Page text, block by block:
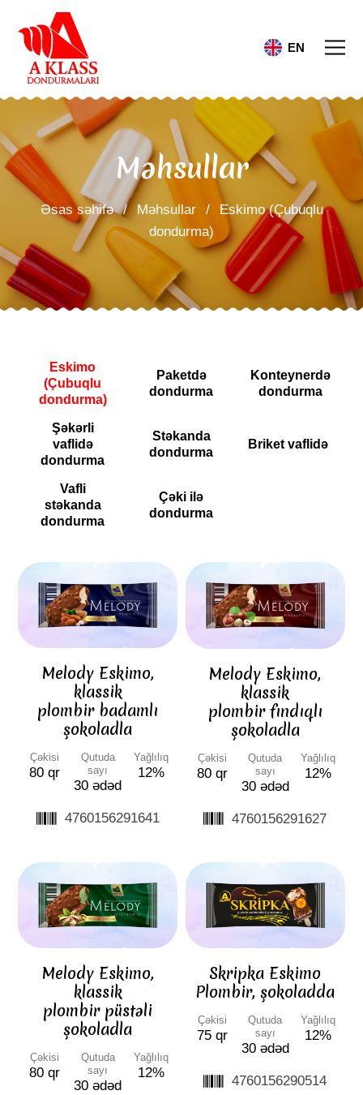
EN
Məhsullar
Əsas səhifə / Məhsullar /
Eskimo (Çubuqlu
dondurma)
Eskimo
(Çubuqlu
dondurma)
Paketdə
dondurma
Konteynerdə
dondurma
Şəkərli
vaflidə
dondurma
Stəkanda
dondurma
Briket vaflidə
Vafli
stəkanda
dondurma
Çəki ilə
dondurma
Melody Eskimo,
klassik
plombir badamlı
şokoladla
Çəkisi
80 qr
Qutuda
sayı
30 ədəd
Yağlılıq
12%
4760156291641
Melody Eskimo,
klassik
plombir fındıqlı
şokoladla
Çəkisi
80 qr
Qutuda
sayı
30 ədəd
Yağlılıq
12%
4760156291627
Melody Eskimo,
klassik
plombir püstəli
şokoladla
Çəkisi
80 qr
Qutuda
sayı
30 ədəd
Yağlılıq
12%
Skripka Eskimo
Plombir, şokoladda
Çəkisi
75 qr
Qutuda
sayı
30 ədəd
Yağlılıq
12%
4760156290514